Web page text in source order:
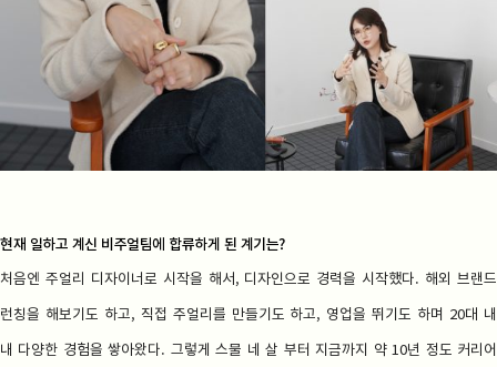
현재 일하고 계신 비주얼팀에 합류하게 된 계기는?
처음엔 주얼리 디자이너로 시작을 해서, 디자인으로 경력을 시작했다. 해외 브랜드
런칭을 해보기도 하고, 직접 주얼리를 만들기도 하고, 영업을 뛰기도 하며 20대 내
내 다양한 경험을 쌓아왔다. 그렇게 스물 네 살 부터 지금까지 약 10년 정도 커리어